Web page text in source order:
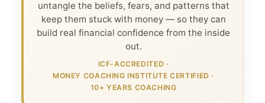
untangle the beliefs, fears, and patterns that
keep them stuck with money — so they can
build real financial confidence from the inside
out.
ICF-ACCREDITED ·
MONEY COACHING INSTITUTE CERTIFIED ·
10+ YEARS COACHING